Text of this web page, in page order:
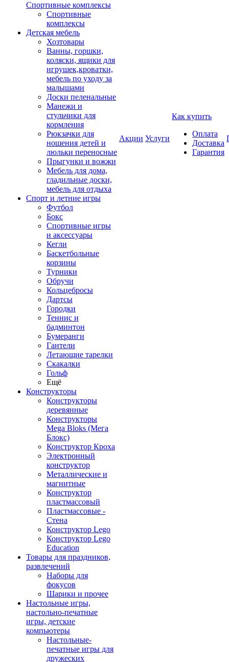
Спортивные комплексы
Спортивные
комплексы
Детская мебель
Хозтовары
Ванны, горшки,
коляски, ящики для
игрушек,кроватки,
мебель по уходу за
малышами
Доски пеленальные
Манежи и
стульчики для
кормления
Рюкзачки для
ношения детей и
люльки переносные
Прыгунки и вожжи
Мебель для дома,
гладильные доски,
мебель для отдыха
Спорт и летние игры
Футбол
Бокс
Спортивные игры
и аксессуары
Кегли
Баскетбольные
корзины
Турники
Обручи
Кольцебросы
Дартсы
Городки
Теннис и
бадминтон
Бумеранги
Гантели
Летающие тарелки
Скакалки
Гольф
Ещё
Конструкторы
Конструкторы
деревянные
Конструкторы
Mega Bloks (Мега
Блокс)
Конструктор Кроха
Электронный
конструктор
Металлические и
магнитные
Конструктор
пластмассовый
Пластмассовые -
Стена
Конструктор Lego
Конструктор Lego
Education
Товары для праздников,
развлечений
Наборы для
фокусов
Шарики и прочее
Настольные игры,
настольно-печатные
игры, детские
компьютеры
Настольные-
печатные игры для
дружеских
Акции Услуги
Как купить
Оплата
Доставка
Гарантия